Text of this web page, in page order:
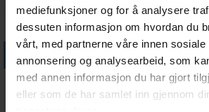
mediefunksjoner og for å analysere
dessuten informasjon om hvordan du
vårt, med partnerne våre innen sosiale
annonsering og analysearbeid, som
med annen informasjon du har gjort
eller som de har samlet inn gjennom
Legg i handlekurven
Airbrush Paint
Zandri Dust
Legg i handlekurven
Airbrush Paint
The Fang
Legg i
Airbrush
Lothern